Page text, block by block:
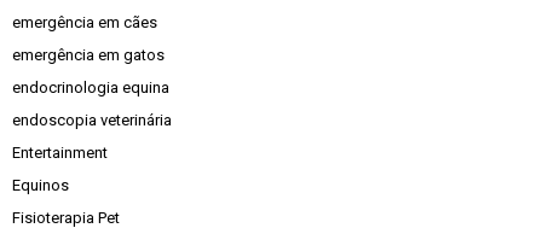
emergência em cães
emergência em gatos
endocrinologia equina
endoscopia veterinária
Entertainment
Equinos
Fisioterapia Pet